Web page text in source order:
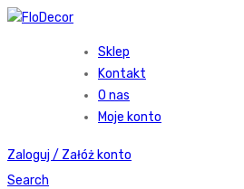
Sklep
Kontakt
O nas
Moje konto
Zaloguj / Załóż konto
Search